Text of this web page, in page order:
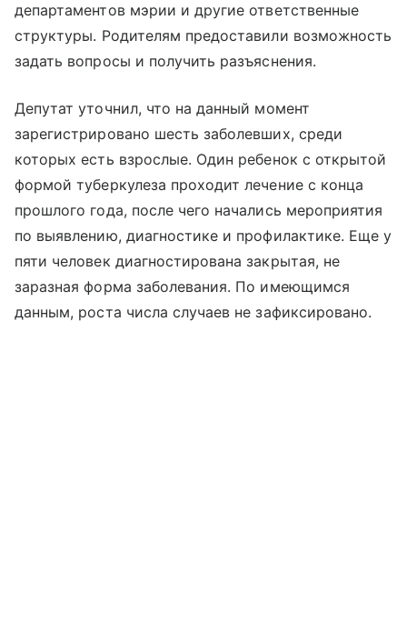
департаментов мэрии и другие ответственные
структуры. Родителям предоставили возможность
задать вопросы и получить разъяснения.
Депутат уточнил, что на данный момент
зарегистрировано шесть заболевших, среди
которых есть взрослые. Один ребенок с открытой
формой туберкулеза проходит лечение с конца
прошлого года, после чего начались мероприятия
по выявлению, диагностике и профилактике. Еще у
пяти человек диагностирована закрытая, не
заразная форма заболевания. По имеющимся
данным, роста числа случаев не зафиксировано.